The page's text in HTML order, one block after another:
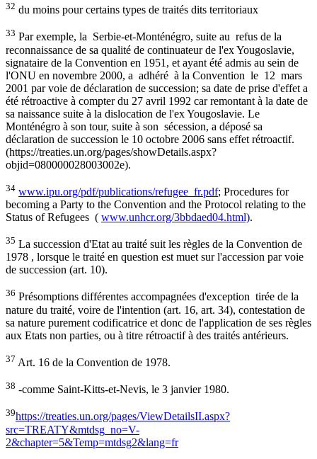
32 du moins pour certains types de traités dits territoriaux
33 Par exemple, la Serbie-et-Monténégro, suite au refus de la
reconnaissance de sa qualité de continuateur de l'ex Yougoslavie,
signataire de la Convention en 1951, et ayant été admis au sein de
l'ONU en novembre 2000, a adhéré à la Convention le 12 mars
2001 par voie de déclaration de succession; sa date de prise d'effet a
été rétroactive à compter du 27 avril 1992 car remontant à la date de
sa naissance suite à la dislocation de l'ex Yougoslavie. Le
Monténégro à son tour, suite à son sécession, a déposé sa
déclaration de succession le 10 octobre 2006 sans effet rétroactif.
(https://treaties.un.org/pages/showDetails.aspx?
objid=080000028003002e).
34 www.ipu.org/pdf/publications/refugee_fr.pdf; Procedures for
becoming a Party to the Convention and the Protocol relating to the
Status of Refugees ( www.unhcr.org/3bbdaed04.html).
35 La succession d'Etat au traité suit les règles de la Convention de
1978 , lorsque le traité en question est muet sur l'accession par voie
de succession (art. 10).
36 Présomptions différentes accompagnées d'exception tirée de la
nature du traité, voire de l'intention (art. 16, art. 34), contestation de
sa nature purement codificatrice et donc de l'application de ses règles
aux Etats non parties, ou à titre rétroactif à des traités antérieurs.
37 Art. 16 de la Convention de 1978.
38 -comme Saint-Kitts-et-Nevis, le 3 janvier 1980.
39https://treaties.un.org/pages/ViewDetailsII.aspx?
src=TREATY&mtdsg_no=V-
2&chapter=5&Temp=mtdsg2&lang=fr